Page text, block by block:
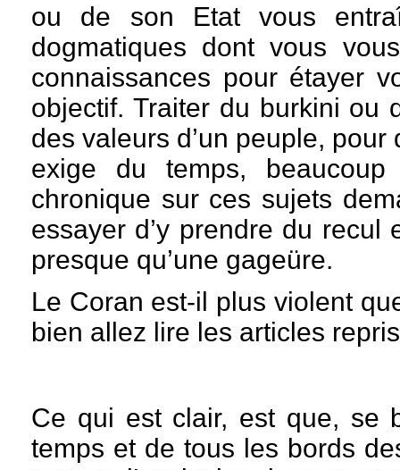
ou de son Etat vous
dogmatiques dont vous
connaissances pour étayer
objectif. Traiter du burkini ou
des valeurs d’un peuple,
exige du temps,
chronique sur ces sujets
essayer d’y prendre du recul
presque qu’une gageüre.
Le Coran est-il plus violent
bien allez lire les articles
Ce qui est clair, est que, se
temps et de tous les bords